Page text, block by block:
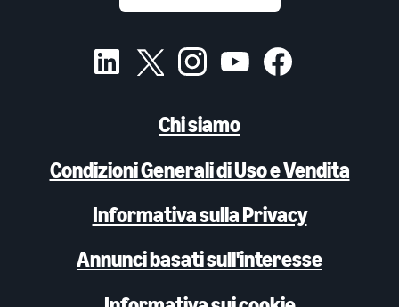
Chi siamo
Condizioni Generali di Uso e Vendita
Informativa sulla Privacy
Annunci basati sull'interesse